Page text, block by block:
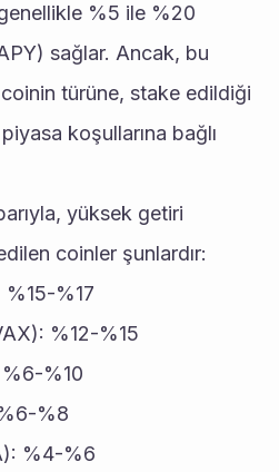
%5 ile %20
sağlar. Ancak, bu
türüne, stake edildiği
koşullarına bağlı
yüksek getiri
coinler şunlardır:
%17
%12-%15
%10
%8
%4-%6